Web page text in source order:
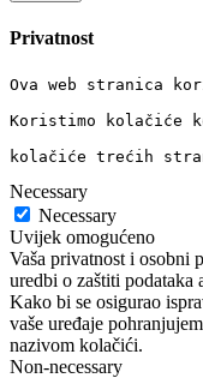
Privatnost
Ova web stranica
Koristimo kolačiće
kolačiće trećih
Necessary
Necessary
Uvijek omogućeno
Vaša privatnost i osobni
uredbi o zaštiti podataka
Kako bi se osigurao
vaše uređaje
nazivom kolačići.
Non-necessary